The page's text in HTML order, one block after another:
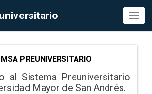
PREUNIVERSITARIO
al Sistema Preuniversitario
Mayor de San Andrés.